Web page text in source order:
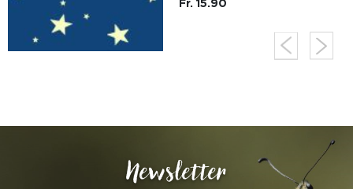
Fr. 15.90
Newsletter